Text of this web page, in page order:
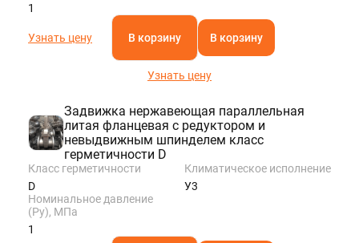
1
Узнать цену В корзину В корзину
Узнать цену
Задвижка нержавеющая параллельная
литая фланцевая с редуктором и
невыдвижным шпинделем класс
герметичности D
Класс герметичности
D
Климатическое исполнение
У3
Номинальное давление
(Ру), МПа
1